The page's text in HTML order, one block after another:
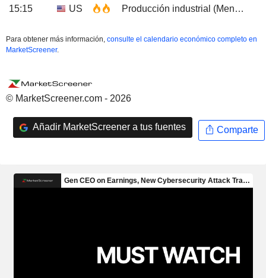
15:15 US Producción industrial (Mensual)
Para obtener más información, consulte el calendario económico completo en
MarketScreener.
© MarketScreener.com - 2026
Añadir MarketScreener a tus fuentes Comparte